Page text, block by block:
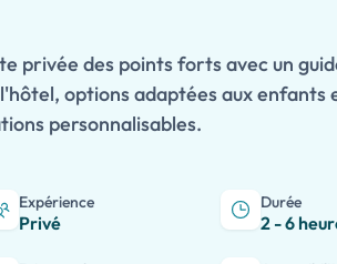
privée des points forts avec un
options adaptées aux enfants
personnalisables.
Expérience
Privé
Durée
2 - 6